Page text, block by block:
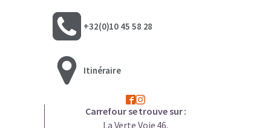
+32(0)10 45 58 28
Itinéraire
Carrefour se trouve sur :
La Verte Voie 46,